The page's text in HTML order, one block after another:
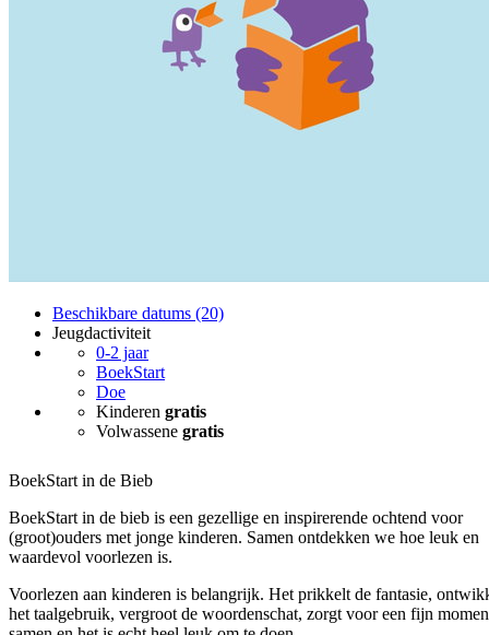
Beschikbare datums (20)
Jeugdactiviteit
0-2 jaar
BoekStart
Doe
Kinderen gratis
Volwassene gratis
BoekStart in de Bieb
BoekStart in de bieb is een gezellige en inspirerende ochtend voor
(groot)ouders met jonge kinderen. Samen ontdekken we hoe leuk en
waardevol voorlezen is.
Voorlezen aan kinderen is belangrijk. Het prikkelt de fantasie,
het taalgebruik, vergroot de woordenschat, zorgt voor een fijn